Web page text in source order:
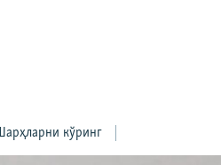
кўринг